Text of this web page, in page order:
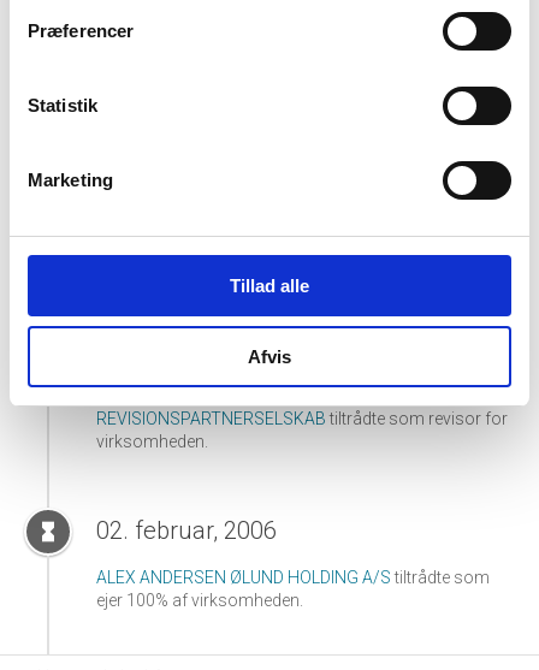
Præferencer
Statistik
Marketing
Tillad alle
Afvis
Carl Erik Skovgaard
Jan Rene Andersen
Tommy Andersentiltrådte som direktør for
virksomheden.
14. november, 2011
REVISIONSPARTNERSELSKABtiltrådte som revisor for
virksomheden.
hourglass_full 02. februar, 2006
ALEX ANDERSEN ØLUND HOLDING A/Stiltrådte som
ejer 100% af virksomheden.